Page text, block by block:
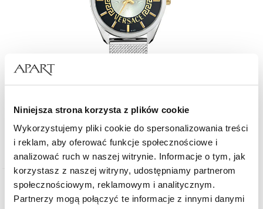
Niniejsza strona korzysta z plików cookie
Wykorzystujemy pliki cookie do spersonalizowania treści
i reklam, aby oferować funkcje społecznościowe i
analizować ruch w naszej witrynie. Informacje o tym, jak
korzystasz z naszej witryny, udostępniamy partnerom
społecznościowym, reklamowym i analitycznym.
Partnerzy mogą połączyć te informacje z innymi danymi
Versace New V-Circle
3 590 zł